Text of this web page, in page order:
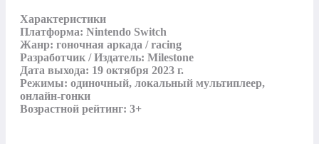
Характеристики
Платформа: Nintendo Switch
Жанр: гоночная аркада / racing
Разработчик / Издатель: Milestone
Дата выхода: 19 октября 2023 г.
Режимы: одиночный, локальный мультиплеер,
онлайн‑гонки
Возрастной рейтинг: 3+